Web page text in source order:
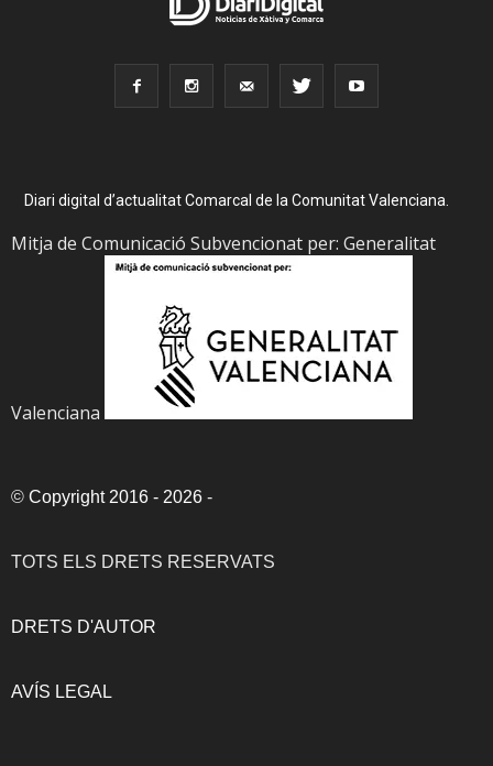
Diari digital d’actualitat Comarcal de la Comunitat Valenciana.
Mitja de Comunicació Subvencionat per: Generalitat
Valenciana
© Copyright 2016 - 2026 -
TOTS ELS DRETS RESERVATS
DRETS D'AUTOR
AVÍS LEGAL